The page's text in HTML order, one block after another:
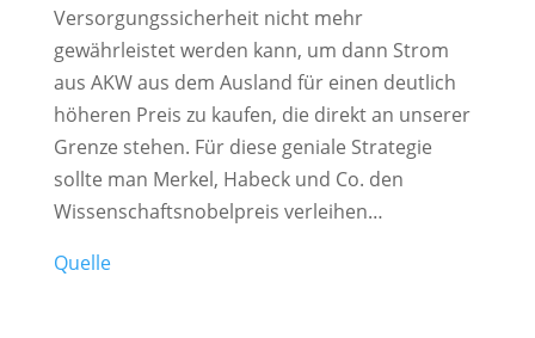
Versorgungssicherheit nicht mehr
gewährleistet werden kann, um dann Strom
aus AKW aus dem Ausland für einen deutlich
höheren Preis zu kaufen, die direkt an unserer
Grenze stehen. Für diese geniale Strategie
sollte man Merkel, Habeck und Co. den
Wissenschaftsnobelpreis verleihen…
Quelle